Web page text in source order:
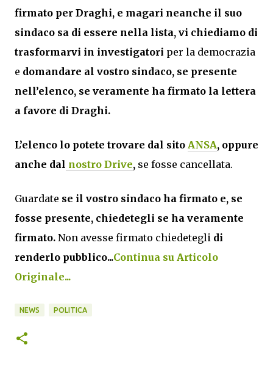
firmato per Draghi, e magari neanche il suo
sindaco sa di essere nella lista, vi chiediamo di
trasformarvi in investigatori per la democrazia
e domandare al vostro sindaco, se presente
nell’elenco, se veramente ha firmato la lettera
a favore di Draghi.
L’elenco lo potete trovare dal sito ANSA, oppure
anche dal nostro Drive, se fosse cancellata.
Guardate se il vostro sindaco ha firmato e, se
fosse presente, chiedetegli se ha veramente
firmato. Non avesse firmato chiedetegli di
renderlo pubblico...Continua su Articolo
Originale...
NEWS POLITICA